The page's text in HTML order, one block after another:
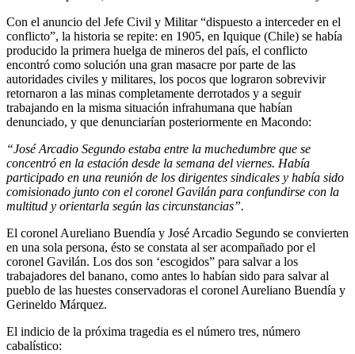
Con el anuncio del Jefe Civil y Militar “dispuesto a interceder en el
conflicto”, la historia se repite: en 1905, en Iquique (Chile) se había
producido la primera huelga de mineros del país, el conflicto
encontró como solución una gran masacre por parte de las
autoridades civiles y militares, los pocos que lograron sobrevivir
retornaron a las minas completamente derrotados y a seguir
trabajando en la misma situación infrahumana que habían
denunciado, y que denunciarían posteriormente en Macondo:
“José Arcadio Segundo estaba entre la muchedumbre que se
concentró en la estación desde la semana del viernes. Había
participado en una reunión de los dirigentes sindicales y había sido
comisionado junto con el coronel Gavilán para confundirse con la
multitud y orientarla según las circunstancias”.
El coronel Aureliano Buendía y José Arcadio Segundo se convierten
en una sola persona, ésto se constata al ser acompañado por el
coronel Gavilán. Los dos son ‘escogidos” para salvar a los
trabajadores del banano, como antes lo habían sido para salvar al
pueblo de las huestes conservadoras el coronel Aureliano Buendía y
Gerineldo Márquez.
El indicio de la próxima tragedia es el número tres, número
cabalístico: